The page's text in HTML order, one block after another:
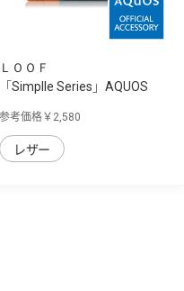
ＬＯＯＦ
「Simplle Series」AQUOS
参考価格￥2,580
レザー